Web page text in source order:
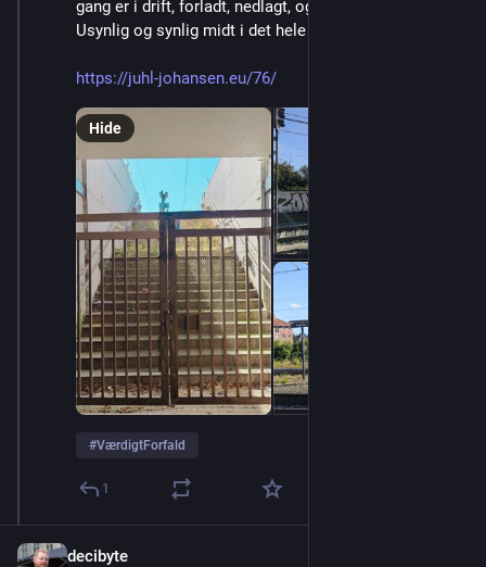
gang er i drift, forladt, nedlagt, og – afventende.
Usynlig og synlig midt i det hele
https://juhl-johansen.eu/76/
Hide
#VærdigtForfald
1
decibyte